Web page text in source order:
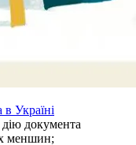
Україні
документа
меншин;